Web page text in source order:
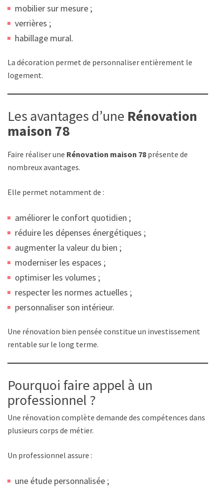
mobilier sur mesure ;
verrières ;
habillage mural.
La décoration permet de personnaliser entièrement le
logement.
Les avantages d’une Rénovation
maison 78
Faire réaliser une Rénovation maison 78 présente de
nombreux avantages.
Elle permet notamment de :
améliorer le confort quotidien ;
réduire les dépenses énergétiques ;
augmenter la valeur du bien ;
moderniser les espaces ;
optimiser les volumes ;
respecter les normes actuelles ;
personnaliser son intérieur.
Une rénovation bien pensée constitue un investissement
rentable sur le long terme.
Pourquoi faire appel à un
professionnel ?
Une rénovation complète demande des compétences dans
plusieurs corps de métier.
Un professionnel assure :
une étude personnalisée ;